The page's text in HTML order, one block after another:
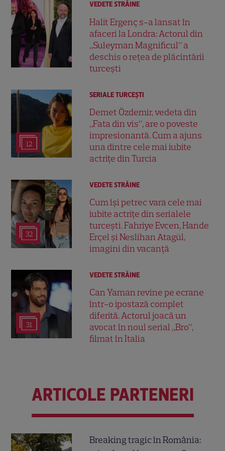
VEDETE STRĂINE
Halit Ergenç s-a lansat în
afaceri la Londra: Actorul din
„Suleyman Magnificul” a
deschis o rețea de plăcintării
turcești
12
SERIALE TURCEŞTI
Demet Özdemir, vedeta din
„Fata din vis”, are o poveste
impresionantă. Cum a ajuns
una dintre cele mai iubite
actrițe din Turcia
32
VEDETE STRĂINE
Cum își petrec vara cele mai
iubite actrițe din serialele
turcești. Fahriye Evcen, Hande
Erçel și Neslihan Atagül,
imagini din vacanță
31
VEDETE STRĂINE
Can Yaman revine pe ecrane
într-o ipostază complet
diferită. Actorul joacă un
avocat în noul serial „Bro”,
filmat în Italia
ARTICOLE PARTENERI
Breaking tragic în România: